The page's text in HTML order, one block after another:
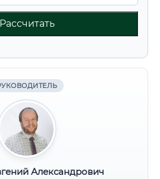
Рассчитать
Александрович